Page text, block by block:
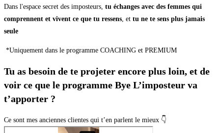
Dans l'espace secret des imposteurs, tu échanges avec des femmes qui
comprennent et vivent ce que tu ressens , et tu ne te sens plus jamais
seule
*Uniquement dans le programme COACHING et PREMIUM
Tu as besoin de te projeter encore plus loin, et de
voir ce que le programme Bye L’imposteur va
t’apporter ?
Ce sont mes anciennes clientes qui t’en parlent le mieux 👇